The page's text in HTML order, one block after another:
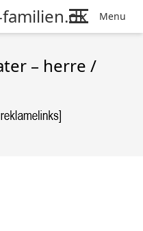
Menu
– herre /